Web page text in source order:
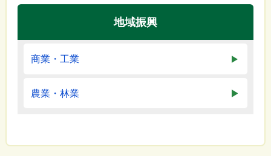
地域振興
商業・工業
農業・林業